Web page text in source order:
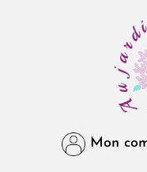
Mon